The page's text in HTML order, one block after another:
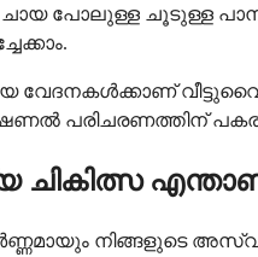
പോലുള്ള ചൂടുള്ള
വേദനകൾക്കാണ്
പരിചരണത്തിന്
നിങ്ങളുടെ